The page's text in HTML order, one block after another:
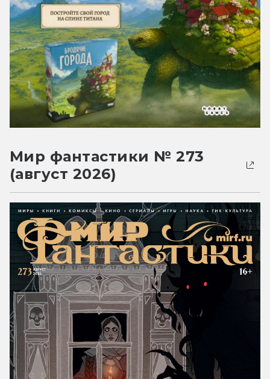
Мир фантастики № 273
(август 2026)